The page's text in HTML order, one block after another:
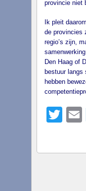
provincie niet
Ik pleit
de provincies
regio’s zijn,
Den Haag of
bestuur langs
hebben